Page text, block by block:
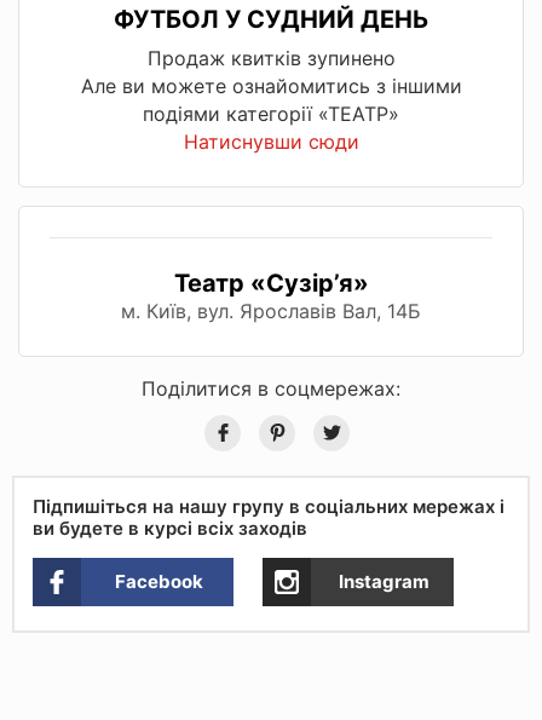
ФУТБОЛ У СУДНИЙ ДЕНЬ
Продаж квитків зупинено
Але ви можете ознайомитись з іншими
подіями категорії «ТЕАТР»
Натиснувши сюди
Театр «Сузір’я»
м. Київ, вул. Ярославів Вал, 14Б
Поділитися в соцмережах:
Підпишіться на нашу групу в соціальних мережах і
ви будете в курсі всіх заходів
Facebook Instagram